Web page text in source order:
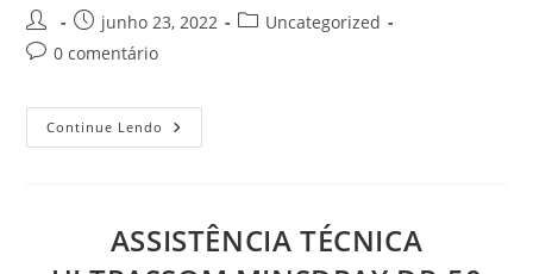
Autor
do
Post
publicado:
junho 23, 2022
Categoria
Uncategorized
Comentários
post:
0 comentário
Continue Lendo ASSISTÊNCIA
TÉCNICA
ASSISTÊNCIA TÉCNICA